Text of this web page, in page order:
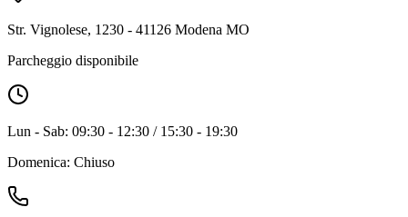
Str. Vignolese, 1230 - 41126 Modena MO
Parcheggio disponibile
Lun - Sab: 09:30 - 12:30 / 15:30 - 19:30
Domenica: Chiuso